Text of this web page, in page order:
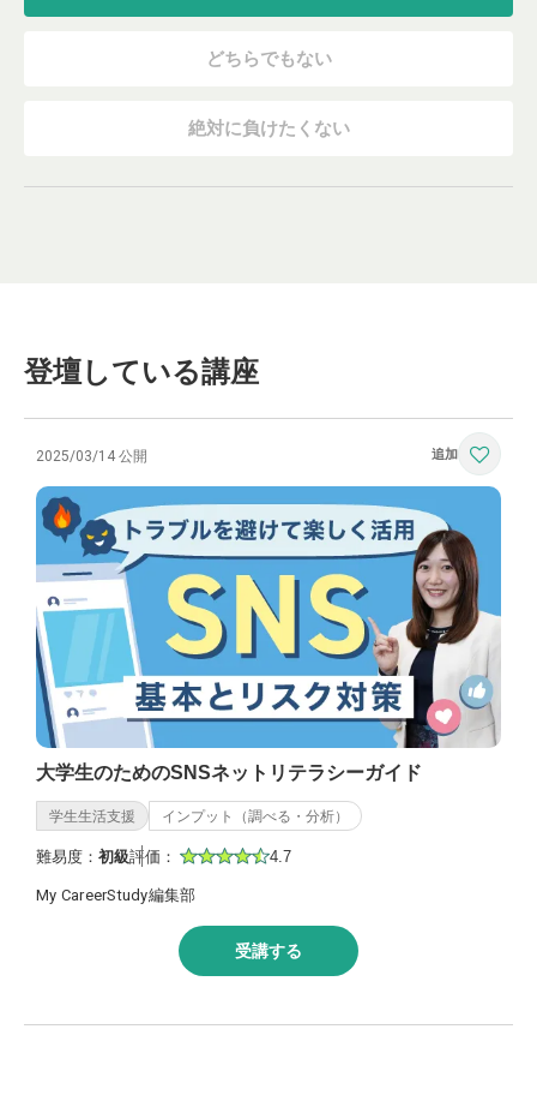
どちらでもない
絶対に負けたくない
登壇している講座
2025/03/14 公開
大学生のためのSNSネットリテラシーガイド
学生生活支援 インプット（調べる・分析）
難易度： 初級評価： 4.7
My CareerStudy編集部
受講する